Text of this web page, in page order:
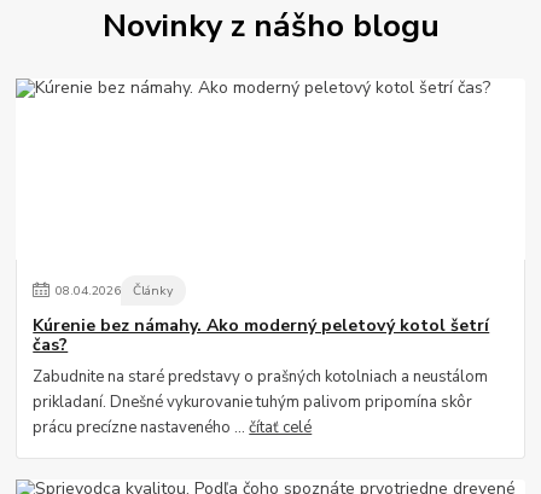
Novinky z nášho blogu
08.04.2026 Články
Kúrenie bez námahy. Ako moderný peletový kotol šetrí
čas?
Zabudnite na staré predstavy o prašných kotolniach a neustálom
prikladaní. Dnešné vykurovanie tuhým palivom pripomína skôr
prácu precízne nastaveného ...čítať celé